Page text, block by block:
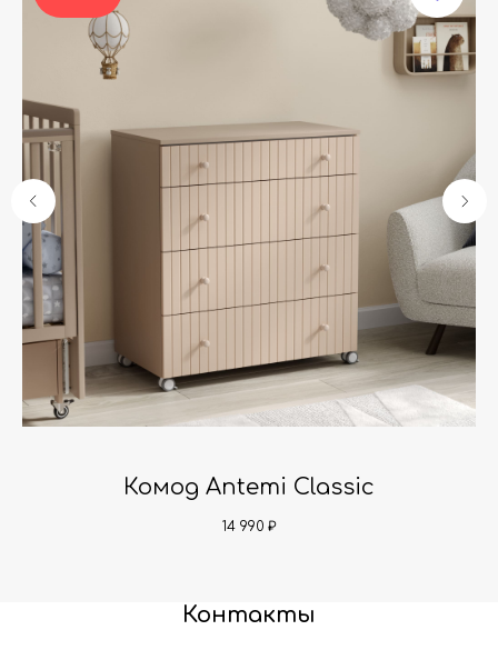
Комод Antemi Classic
14 990 ₽
Контакты